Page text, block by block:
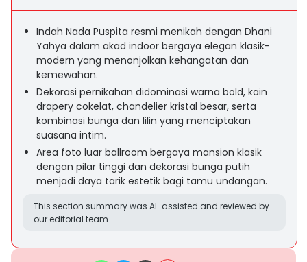
Indah Nada Puspita resmi menikah dengan Dhani
Yahya dalam akad indoor bergaya elegan klasik-
modern yang menonjolkan kehangatan dan
kemewahan.
Dekorasi pernikahan didominasi warna bold, kain
drapery cokelat, chandelier kristal besar, serta
kombinasi bunga dan lilin yang menciptakan
suasana intim.
Area foto luar ballroom bergaya mansion klasik
dengan pilar tinggi dan dekorasi bunga putih
menjadi daya tarik estetik bagi tamu undangan.
This section summary was AI-assisted and reviewed by
our editorial team.